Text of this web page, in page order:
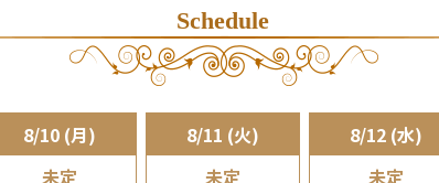
Schedule
8/10 (月)
未定
8/11 (火)
未定
8/12 (水)
未定